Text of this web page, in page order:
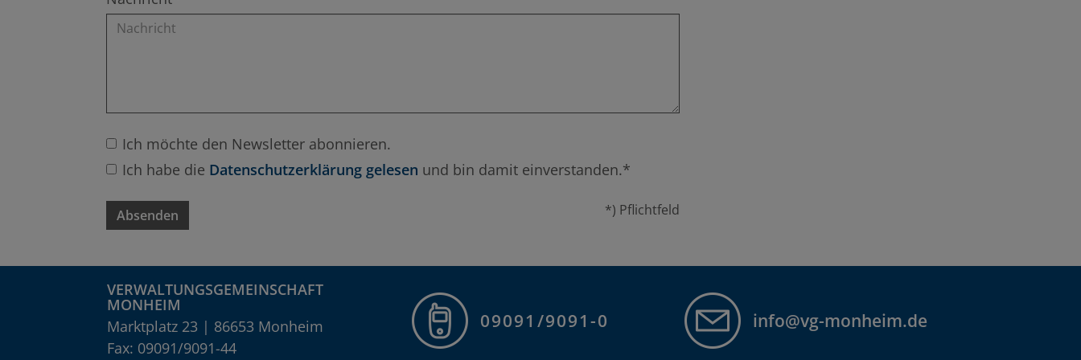
Ich möchte den Newsletter abonnieren.
Ich habe die Datenschutzerklärung gelesen und bin damit einverstanden.*
Absenden *) Pflichtfeld
VERWALTUNGSGEMEINSCHAFT
MONHEIM
Marktplatz 23 | 86653 Monheim
Fax: 09091/9091-44
09091/9091-0 info@vg-monheim.de